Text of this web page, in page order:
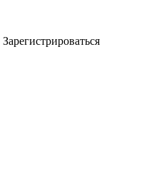
Зарегистрироваться